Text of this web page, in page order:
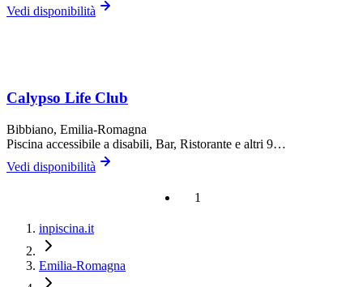
Vedi disponibilità
Calypso Life Club
Bibbiano, Emilia-Romagna
Piscina accessibile a disabili, Bar, Ristorante e altri 9…
Vedi disponibilità
1
inpiscina.it
Emilia-Romagna